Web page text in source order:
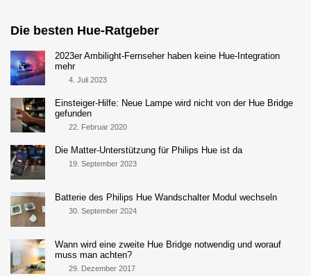
Die besten Hue-Ratgeber
2023er Ambilight-Fernseher haben keine Hue-Integration
mehr
4. Juli 2023
Einsteiger-Hilfe: Neue Lampe wird nicht von der Hue Bridge
gefunden
22. Februar 2020
Die Matter-Unterstützung für Philips Hue ist da
19. September 2023
Batterie des Philips Hue Wandschalter Modul wechseln
30. September 2024
Wann wird eine zweite Hue Bridge notwendig und worauf
muss man achten?
29. Dezember 2017